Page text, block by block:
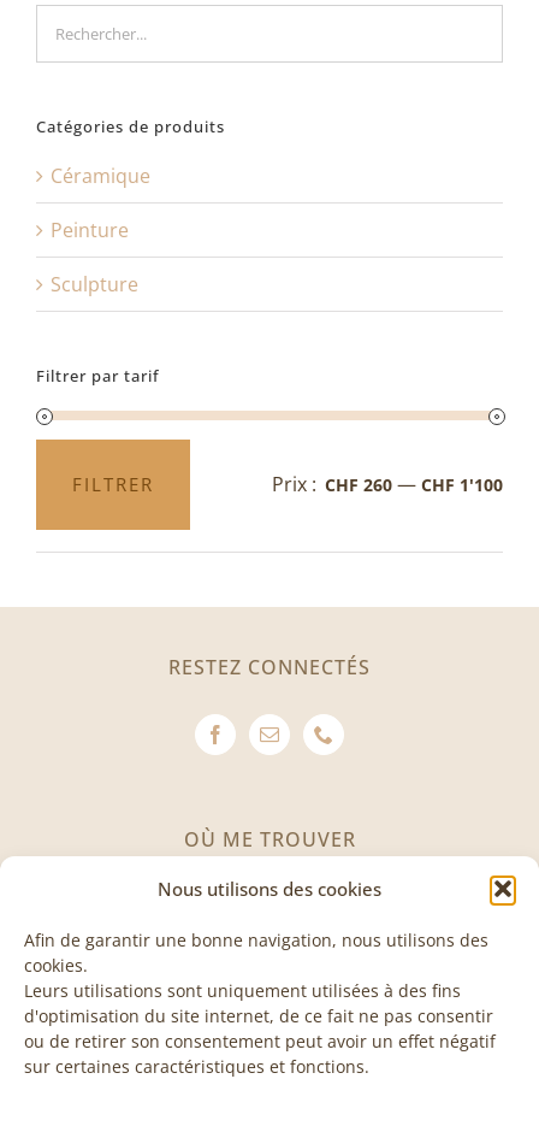
Nous utilisons des cookies
Afin de garantir une bonne navigation, nous utilisons des
cookies.
Leurs utilisations sont uniquement utilisées à des fins
d'optimisation du site internet, de ce fait ne pas consentir
ou de retirer son consentement peut avoir un effet négatif
sur certaines caractéristiques et fonctions.
Catégories de produits
Céramique
Peinture
Sculpture
Filtrer par tarif
min
max
FILTRER Prix : CHF 260 — CHF 1'100
RESTEZ CONNECTÉS
OÙ ME TROUVER
Avenue des Invuardes 11
1530 Payerne
VISITE & COURS
Les visites et les cours sont sur rendez-vous, n’hésitez